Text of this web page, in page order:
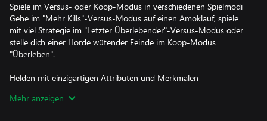
Spiele im Versus- oder Koop-Modus in verschiedenen Spielmodi
Gehe im "Mehr Kills"-Versus-Modus auf einen Amoklauf, spiele
mit viel Strategie im "Letzter Überlebender"-Versus-Modus oder
stelle dich einer Horde wütender Feinde im Koop-Modus
"Überleben".
Helden mit einzigartigen Attributen und Merkmalen
sie zu meistern. Treffe die beste Wahl entsprechend deinem
Mehr anzeigen